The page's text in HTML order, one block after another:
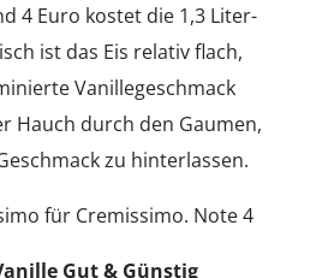
4 Euro kostet die 1,3 Liter-
ist das Eis relativ flach,
Vanillegeschmack
Hauch durch den Gaumen,
zu hinterlassen.
für Cremissimo. Note 4
Gut & Günstig